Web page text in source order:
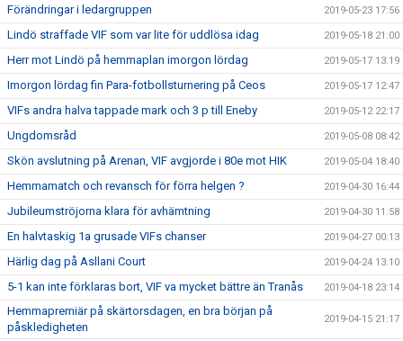
Förändringar i ledargruppen 2019-05-23 17:56
Lindö straffade VIF som var lite för uddlösa idag 2019-05-18 21:00
Herr mot Lindö på hemmaplan imorgon lördag 2019-05-17 13:19
Imorgon lördag fin Para-fotbollsturnering på Ceos 2019-05-17 12:47
VIFs andra halva tappade mark och 3 p till Eneby 2019-05-12 22:17
Ungdomsråd 2019-05-08 08:42
Skön avslutning på Arenan, VIF avgjorde i 80e mot HIK 2019-05-04 18:40
Hemmamatch och revansch för förra helgen ? 2019-04-30 16:44
Jubileumströjorna klara för avhämtning 2019-04-30 11:58
En halvtaskig 1a grusade VIFs chanser 2019-04-27 00:13
Härlig dag på Asllani Court 2019-04-24 13:10
5-1 kan inte förklaras bort, VIF va mycket bättre än Tranås 2019-04-18 23:14
Hemmapremiär på skärtorsdagen, en bra början på
påskledigheten
2019-04-15 21:17